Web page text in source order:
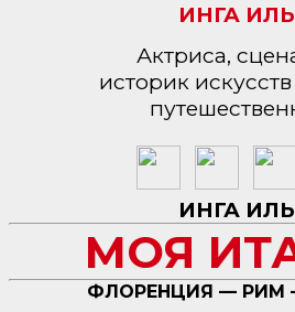
ИНГА
Актриса,
историк
ИНГА
МОЯ
ФЛОРЕНЦИЯ — РИМ